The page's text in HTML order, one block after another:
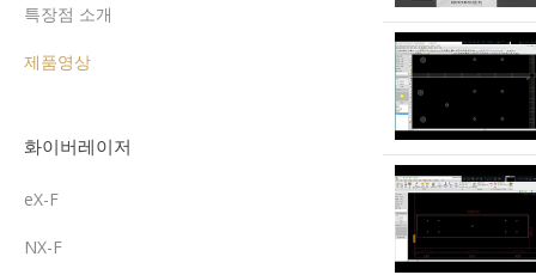
특장점 소개
제품영상
화이버레이저
eX-F
NX-F